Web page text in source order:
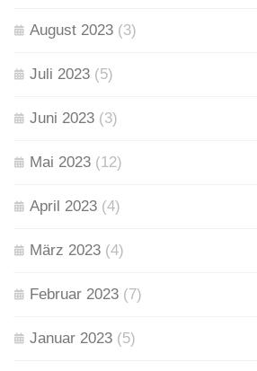
August 2023 (3)
Juli 2023 (5)
Juni 2023 (3)
Mai 2023 (12)
April 2023 (4)
März 2023 (4)
Februar 2023 (7)
Januar 2023 (5)